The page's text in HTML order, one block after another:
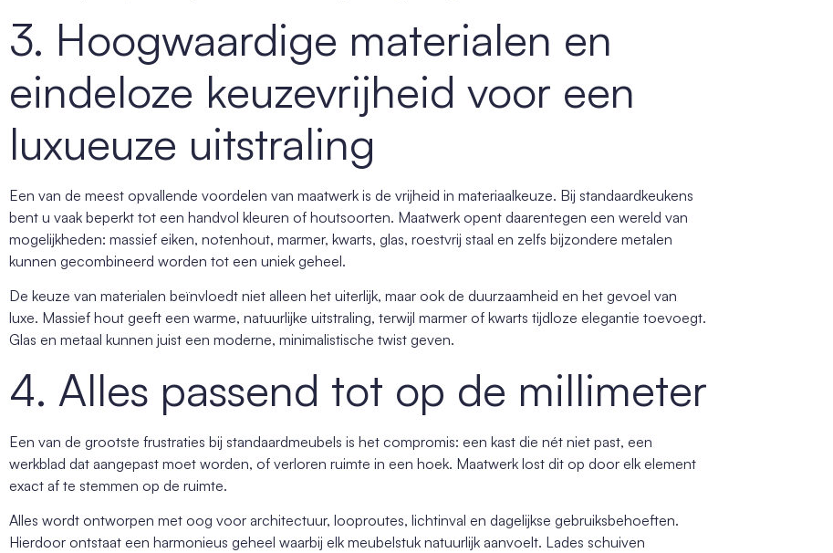
3. Hoogwaardige materialen en
eindeloze keuzevrijheid voor een
luxueuze uitstraling
Een van de meest opvallende voordelen van maatwerk is de vrijheid in materiaalkeuze. Bij standaardkeukens
bent u vaak beperkt tot een handvol kleuren of houtsoorten. Maatwerk opent daarentegen een wereld van
mogelijkheden: massief eiken, notenhout, marmer, kwarts, glas, roestvrij staal en zelfs bijzondere metalen
kunnen gecombineerd worden tot een uniek geheel.
De keuze van materialen beïnvloedt niet alleen het uiterlijk, maar ook de duurzaamheid en het gevoel van
luxe. Massief hout geeft een warme, natuurlijke uitstraling, terwijl marmer of kwarts tijdloze elegantie toevoegt.
Glas en metaal kunnen juist een moderne, minimalistische twist geven.
4. Alles passend tot op de millimeter
Een van de grootste frustraties bij standaardmeubels is het compromis: een kast die nét niet past, een
werkblad dat aangepast moet worden, of verloren ruimte in een hoek. Maatwerk lost dit op door elk element
exact af te stemmen op de ruimte.
Alles wordt ontworpen met oog voor architectuur, looproutes, lichtinval en dagelijkse gebruiksbehoeften.
Hierdoor ontstaat een harmonieus geheel waarbij elk meubelstuk natuurlijk aanvoelt. Lades schuiven